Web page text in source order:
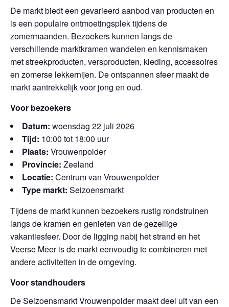
De markt biedt een gevarieerd aanbod van producten en
is een populaire ontmoetingsplek tijdens de
zomermaanden. Bezoekers kunnen langs de
verschillende marktkramen wandelen en kennismaken
met streekproducten, versproducten, kleding, accessoires
en zomerse lekkernijen. De ontspannen sfeer maakt de
markt aantrekkelijk voor jong en oud.
Voor bezoekers
Datum: woensdag 22 juli 2026
Tijd: 10:00 tot 18:00 uur
Plaats: Vrouwenpolder
Provincie: Zeeland
Locatie: Centrum van Vrouwenpolder
Type markt: Seizoensmarkt
Tijdens de markt kunnen bezoekers rustig rondstruinen
langs de kramen en genieten van de gezellige
vakantiesfeer. Door de ligging nabij het strand en het
Veerse Meer is de markt eenvoudig te combineren met
andere activiteiten in de omgeving.
Voor standhouders
De Seizoensmarkt Vrouwenpolder maakt deel uit van een